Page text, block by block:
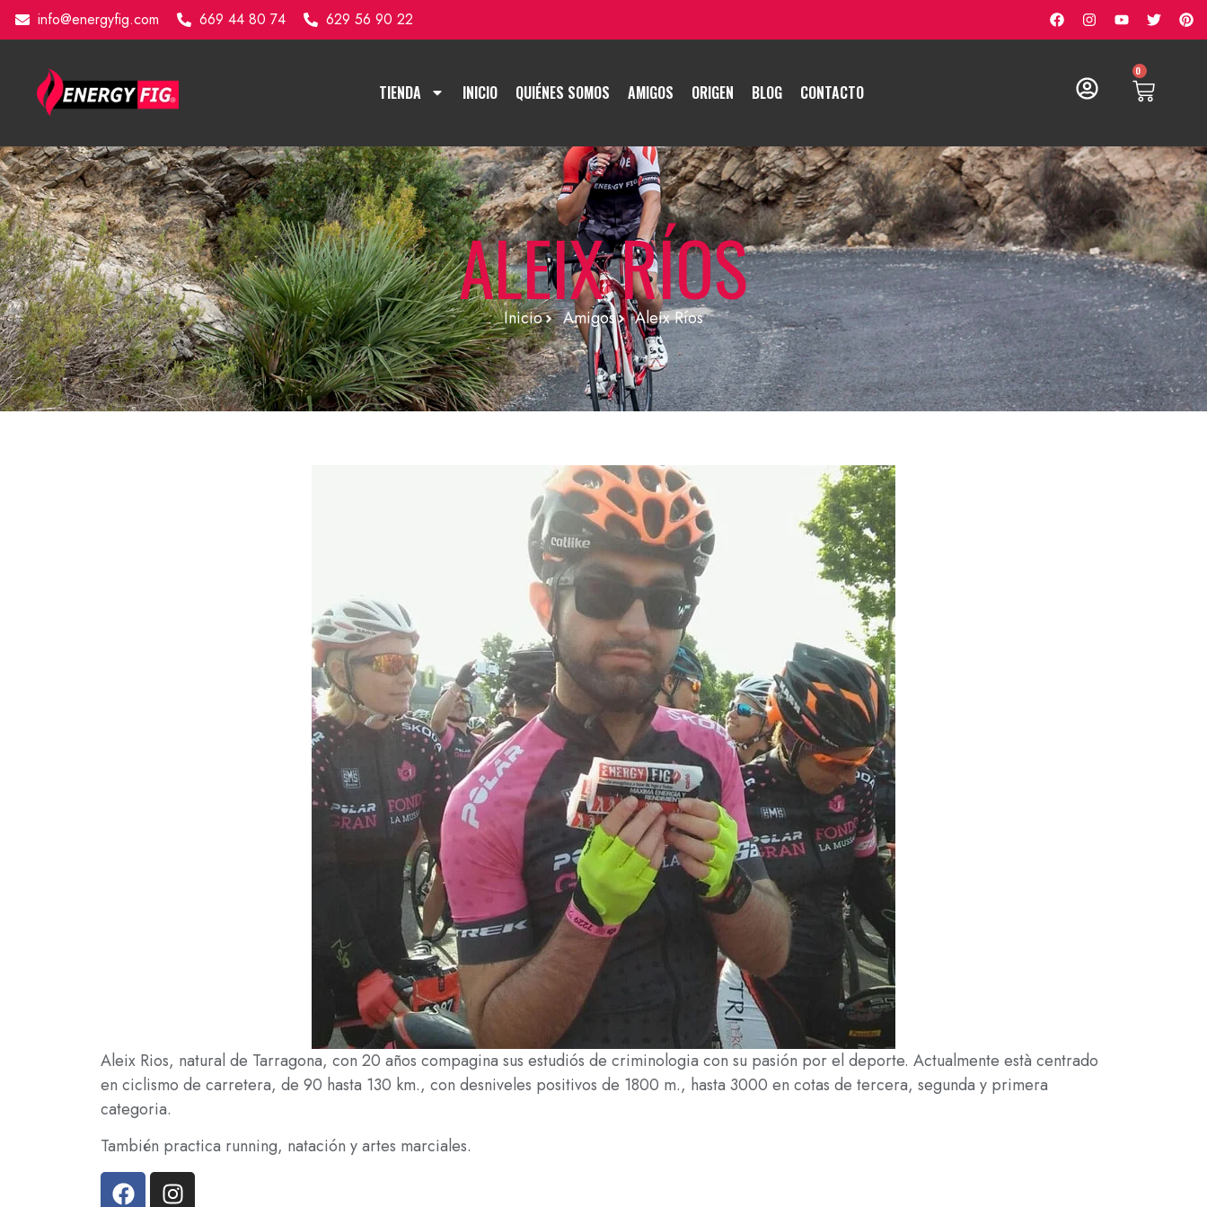
info@energyfig.com 669 44 80 74 629 56 90 22
TIENDA INICIO QUIÉNES SOMOS AMIGOS ORIGEN BLOG CONTACTO
0
ALEIX RÍOS
Inicio Amigos Aleix Ríos
Aleix Rios, natural de Tarragona, con 20 años compagina sus estudiós de criminologia con su pasión por el deporte. Actualmente està centrado
en ciclismo de carretera, de 90 hasta 130 km., con desniveles positivos de 1800 m., hasta 3000 en cotas de tercera, segunda y primera
categoria.
También practica running, natación y artes marciales.